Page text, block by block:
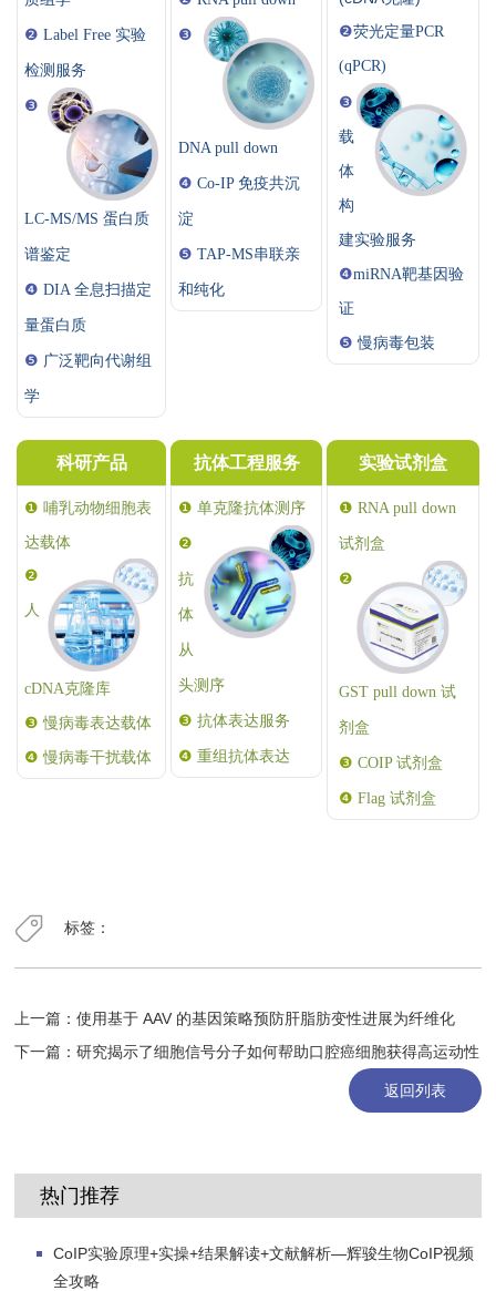
❷Label Free 实验
检测服务
❸
LC-MS/MS 蛋白质
谱鉴定
❹DIA 全息扫描定
量蛋白质
❺ 广泛靶向代谢组
学
❸
DNA pull down
❹Co-IP 免疫共沉
淀
❺TAP-MS串联亲
和纯化
❷荧光定量PCR
(qPCR)
❸
载
体
构
建实验服务
❹miRNA靶基因验
证
❺慢病毒包装
科研产品
❶哺乳动物细胞表
达载体
❷
人
cDNA克隆库
❸慢病毒表达载体
❹慢病毒干扰载体
抗体工程服务
❶单克隆抗体测序
❷
抗
体
从
头测序
❸抗体表达服务
❹重组抗体表达
实验试剂盒
❶ RNA pull down
试剂盒
❷
GST pull down 试
剂盒
❸COIP 试剂盒
❹ Flag 试剂盒
标签：
上一篇：使用基于 AAV 的基因策略预防肝脂肪变性进展为纤维化
下一篇：研究揭示了细胞信号分子如何帮助口腔癌细胞获得高运动性
返回列表
热门推荐
CoIP实验原理+实操+结果解读+文献解析—辉骏生物CoIP视频
全攻略